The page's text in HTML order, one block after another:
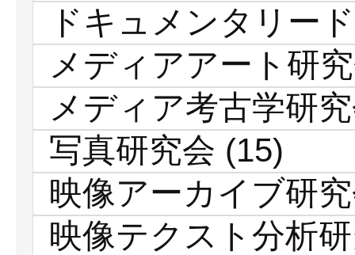
ドキュメンタリー
メディアアート研
メディア考古学研
写真研究会 (15)
映像アーカイブ研
映像テクスト分析